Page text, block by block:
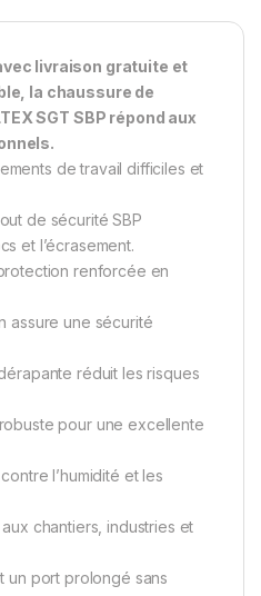
livraison gratuite et
la chaussure de
SGT SBP répond aux
de travail difficiles et
de sécurité SBP
et l’écrasement.
renforcée en
assure une sécurité
réduit les risques
pour une excellente
l’humidité et les
chantiers, industries et
un port prolongé sans